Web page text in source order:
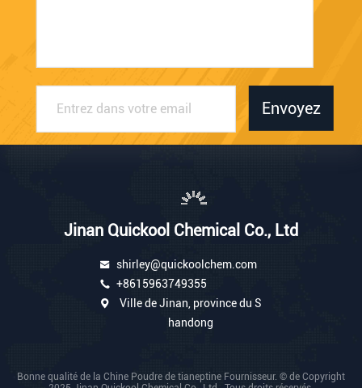
Envoyez
Jinan Quickool Chemical Co., Ltd
shirley@quickoolchem.com
+8615963749355
Ville de Jinan, province du S
handong
Bonne qualité de la Chine Poudre de tianeptine Fournisseur. © de Copyright